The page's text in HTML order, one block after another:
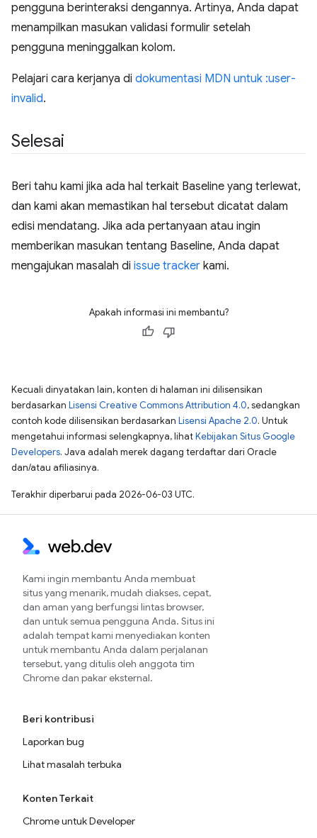
pengguna berinteraksi dengannya. Artinya, Anda dapat
menampilkan masukan validasi formulir setelah
pengguna meninggalkan kolom.
Pelajari cara kerjanya di dokumentasi MDN untuk :user-
invalid.
Selesai
Beri tahu kami jika ada hal terkait Baseline yang terlewat,
dan kami akan memastikan hal tersebut dicatat dalam
edisi mendatang. Jika ada pertanyaan atau ingin
memberikan masukan tentang Baseline, Anda dapat
mengajukan masalah di issue tracker kami.
Apakah informasi ini membantu?
Kecuali dinyatakan lain, konten di halaman ini dilisensikan
berdasarkan Lisensi Creative Commons Attribution 4.0, sedangkan
contoh kode dilisensikan berdasarkan Lisensi Apache 2.0. Untuk
mengetahui informasi selengkapnya, lihatKebijakan Situs Google
Developers. Java adalah merek dagang terdaftar dari Oracle
dan/atau afiliasinya.
Terakhir diperbarui pada 2026-06-03 UTC.
Kami ingin membantu Anda membuat
situs yang menarik, mudah diakses, cepat,
dan aman yang berfungsi lintas browser,
dan untuk semua pengguna Anda. Situs ini
adalah tempat kami menyediakan konten
untuk membantu Anda dalam perjalanan
tersebut, yang ditulis oleh anggota tim
Chrome dan pakar eksternal.
Beri kontribusi
Laporkan bug
Lihat masalah terbuka
Konten Terkait
Chrome untuk Developer